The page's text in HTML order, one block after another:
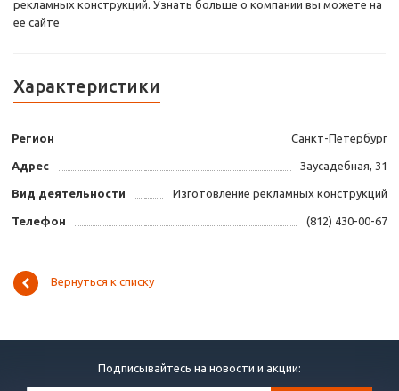
рекламных конструкций. Узнать больше о компании вы можете на
ее сайте
Характеристики
Регион Санкт-Петербург
Адрес Заусадебная, 31
Вид деятельности Изготовление рекламных конструкций
Телефон (812) 430-00-67
Вернуться к списку
Подписывайтесь на новости и акции: